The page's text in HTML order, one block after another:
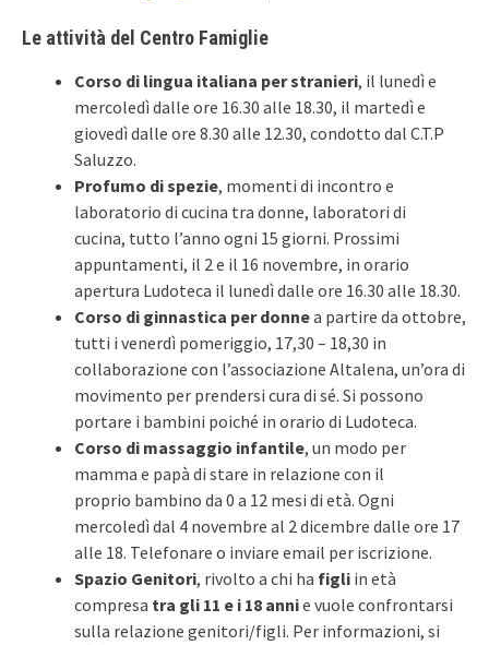
Le attività del Centro Famiglie
Corso di lingua italiana per stranieri, il lunedì e
mercoledì dalle ore 16.30 alle 18.30, il martedì e
giovedì dalle ore 8.30 alle 12.30, condotto dal C.T.P
Saluzzo.
Profumo di spezie, momenti di incontro e
laboratorio di cucina tra donne, laboratori di
cucina, tutto l’anno ogni 15 giorni. Prossimi
appuntamenti, il 2 e il 16 novembre, in orario
apertura Ludoteca il lunedì dalle ore 16.30 alle 18.30.
Corso di ginnastica per donnea partire da ottobre,
tutti i venerdì pomeriggio, 17,30 – 18,30 in
collaborazione con l’associazione Altalena, un’ora di
movimento per prendersi cura di sé. Si possono
portare i bambini poiché in orario di Ludoteca.
Corso di massaggio infantile, un modo per
mamma e papà di stare in relazione con il
proprio bambino da 0 a 12 mesi di età. Ogni
mercoledì dal 4 novembre al 2 dicembre dalle ore 17
alle 18. Telefonare o inviare email per iscrizione.
Spazio Genitori, rivolto a chi ha figli in età
compresa tra gli 11 e i 18 annie vuole confrontarsi
sulla relazione genitori/figli. Per informazioni, si